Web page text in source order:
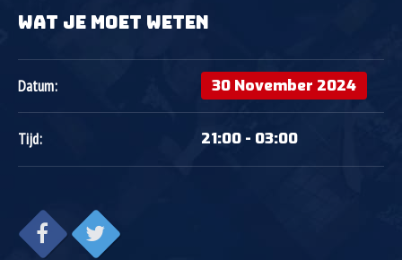
WAT JE MOET WETEN
Datum: 30 November 2024
Tijd: 21:00 - 03:00